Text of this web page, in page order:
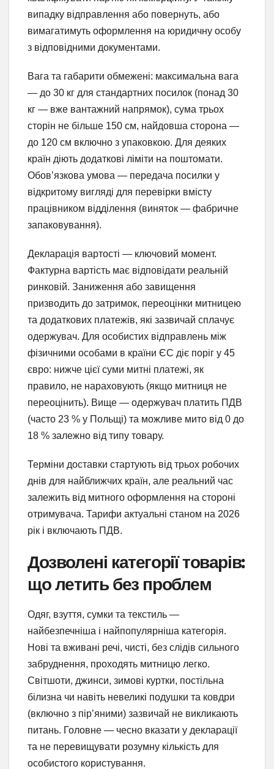
випадку відправлення або повернуть, або
вимагатимуть оформлення на юридичну особу
з відповідними документами.
Вага та габарити обмежені: максимальна вага
— до 30 кг для стандартних посилок (понад 30
кг — вже вантажний напрямок), сума трьох
сторін не більше 150 см, найдовша сторона —
до 120 см включно з упаковкою. Для деяких
країн діють додаткові ліміти на поштомати.
Обов’язкова умова — передача посилки у
відкритому вигляді для перевірки вмісту
працівником відділення (виняток — фабричне
запаковування).
Декларація вартості — ключовий момент.
Фактурна вартість має відповідати реальній
ринковій. Заниження або завищення
призводить до затримок, переоцінки митницею
та додаткових платежів, які зазвичай сплачує
одержувач. Для особистих відправлень між
фізичними особами в країни ЄС діє поріг у 45
євро: нижче цієї суми митні платежі, як
правило, не нараховують (якщо митниця не
переоцінить). Вище — одержувач платить ПДВ
(часто 23 % у Польщі) та можливе мито від 0 до
18 % залежно від типу товару.
Терміни доставки стартують від трьох робочих
днів для найближчих країн, але реальний час
залежить від митного оформлення на стороні
отримувача. Тарифи актуальні станом на 2026
рік і включають ПДВ.
Дозволені категорії товарів:
що летить без проблем
Одяг, взуття, сумки та текстиль —
найбезпечніша і найпопулярніша категорія.
Нові та вживані речі, чисті, без слідів сильного
забруднення, проходять митницю легко.
Світшоти, джинси, зимові куртки, постільна
білизна чи навіть невеликі подушки та ковдри
(включно з пір’яними) зазвичай не викликають
питань. Головне — чесно вказати у декларації
та не перевищувати розумну кількість для
особистого користування.